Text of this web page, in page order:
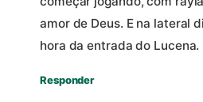
amor de Deus. E na lateral
hora da entrada do Lucena.
Responder